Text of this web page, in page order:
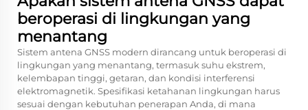
beroperasi di lingkungan yang
menantang
Sistem antena GNSS modern dirancang untuk beroperasi di
lingkungan yang menantang, termasuk suhu ekstrem,
kelembapan tinggi, getaran, dan kondisi interferensi
elektromagnetik. Spesifikasi ketahanan lingkungan harus
sesuai dengan kebutuhan penerapan Anda, di mana